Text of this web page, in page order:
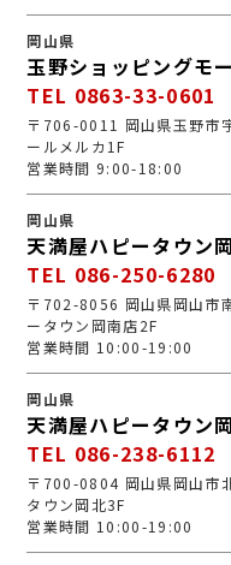
岡山県
玉野ショッピングモ
TEL 0863-33-0601
〒706-0011 岡山県玉野
ールメルカ1F
営業時間 9:00-18:00
岡山県
天満屋ハピータウン
TEL 086-250-6280
〒702-8056 岡山県岡山
ータウン岡南店2F
営業時間 10:00-19:00
岡山県
天満屋ハピータウン
TEL 086-238-6112
〒700-0804 岡山県岡山
タウン岡北3F
営業時間 10:00-19:00